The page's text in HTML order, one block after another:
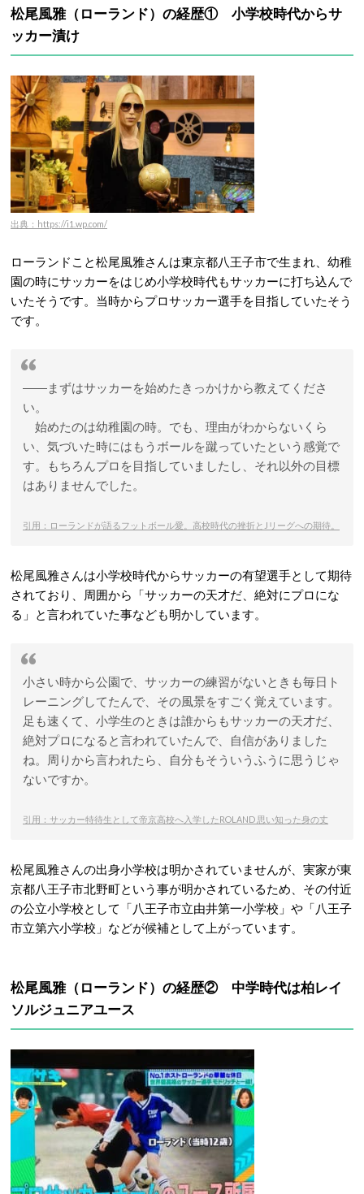
松尾風雅（ローランド）の経歴① 小学校時代からサ
ッカー漬け
出典：https://i1.wp.com/
ローランドこと松尾風雅さんは東京都八王子市で生まれ、幼稚
園の時にサッカーをはじめ小学校時代もサッカーに打ち込んで
いたそうです。当時からプロサッカー選手を目指していたそう
です。
――まずはサッカーを始めたきっかけから教えてくださ
い。
始めたのは幼稚園の時。でも、理由がわからないくら
い、気づいた時にはもうボールを蹴っていたという感覚で
す。もちろんプロを目指していましたし、それ以外の目標
はありませんでした。
引用：ローランドが語るフットボール愛。高校時代の挫折とJリーグへの期待。
松尾風雅さんは小学校時代からサッカーの有望選手として期待
されており、周囲から「サッカーの天才だ、絶対にプロにな
る」と言われていた事なども明かしています。
小さい時から公園で、サッカーの練習がないときも毎日ト
レーニングしてたんで、その風景をすごく覚えています。
足も速くて、小学生のときは誰からもサッカーの天才だ、
絶対プロになると言われていたんで、自信がありました
ね。周りから言われたら、自分もそういうふうに思うじゃ
ないですか。
引用：サッカー特待生として帝京高校へ入学したROLAND 思い知った身の丈
松尾風雅さんの出身小学校は明かされていませんが、実家が東
京都八王子市北野町という事が明かされているため、その付近
の公立小学校として「八王子市立由井第一小学校」や「八王子
市立第六小学校」などが候補として上がっています。
松尾風雅（ローランド）の経歴② 中学時代は柏レイ
ソルジュニアユース